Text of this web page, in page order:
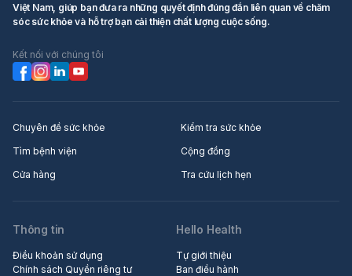
Việt Nam, giúp bạn đưa ra những quyết định đúng đắn liên quan về chăm
sóc sức khỏe và hỗ trợ bạn cải thiện chất lượng cuộc sống.
Kết nối với chúng tôi
Chuyên đề sức khỏe
Kiểm tra sức khỏe
Tìm bệnh viện
Cộng đồng
Cửa hàng
Tra cứu lịch hẹn
Thông tin
Điều khoản sử dụng
Chính sách Quyền riêng tư
Hello Health
Tự giới thiệu
Ban điều hành